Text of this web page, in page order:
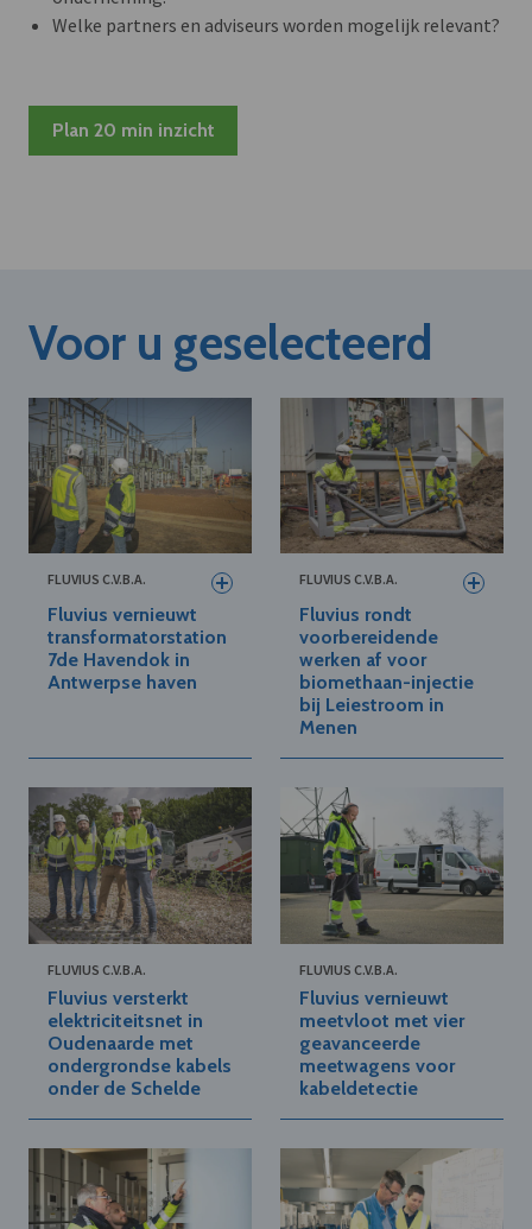
Welke partners en adviseurs worden mogelijk relevant?
Plan 20 min inzicht
Voor u geselecteerd
FLUVIUS C.V.B.A.
Fluvius vernieuwt
transformatorstation
7de Havendok in
Antwerpse haven
FLUVIUS C.V.B.A.
Fluvius rondt
voorbereidende
werken af voor
biomethaan-injectie
bij Leiestroom in
Menen
FLUVIUS C.V.B.A.
Fluvius versterkt
elektriciteitsnet in
Oudenaarde met
ondergrondse kabels
onder de Schelde
FLUVIUS C.V.B.A.
Fluvius vernieuwt
meetvloot met vier
geavanceerde
meetwagens voor
kabeldetectie